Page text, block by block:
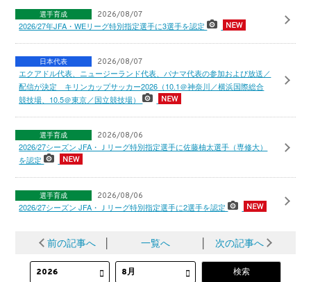
選手育成 2026/08/07
2026/27年JFA・WEリーグ特別指定選手に3選手を認定
日本代表 2026/08/07
エクアドル代表、ニュージーランド代表、パナマ代表の参加および放送／
配信が決定 キリンカップサッカー2026（10.1＠神奈川／横浜国際総合
競技場、10.5＠東京／国立競技場）
選手育成 2026/08/06
2026/27シーズン JFA・Ｊリーグ特別指定選手に佐藤柚太選手（専修大）
を認定
選手育成 2026/08/06
2026/27シーズン JFA・Ｊリーグ特別指定選手に2選手を認定
前の記事へ │ 一覧へ │ 次の記事へ